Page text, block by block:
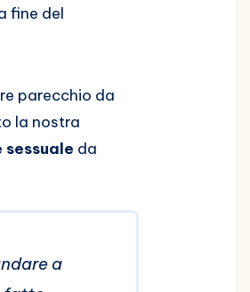
fine del
parecchio da
la nostra
da
a